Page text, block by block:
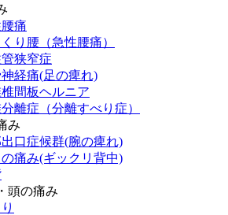
痛
り腰（急性腰痛）
狭窄症
経痛(足の痺れ)
間板ヘルニア
離症（分離すべり症）
み
口症候群(腕の痺れ)
痛み(ギックリ背中)
頭の痛み